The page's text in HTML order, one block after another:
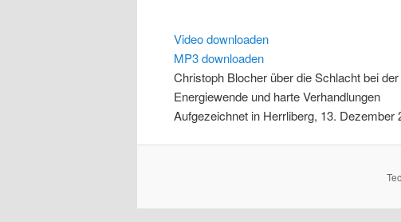
Video downloaden
MP3 downloaden
Christoph Blocher über die Schlacht bei
Energiewende und harte Verhandlungen
Aufgezeichnet in Herrliberg, 13. Dezember